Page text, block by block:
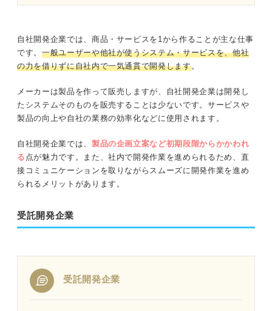
自社開発企業では、商品・サービスを1から作ることが主な仕事
です。 一般ユーザーや他社が使うシステム・サービスを、他社
の力を借りずに自社内で一気通貫で開発します。
メーカーは製品を作って販売しますが、自社開発企業は開発し
たシステムそのものを販売することは少ないです。サービスや
製品の向上や自社の業務の効率化などに使用されます。
自社開発企業では、 製品の企画立案など初期段階からかかわれ
る 点が魅力です。また、社内で開発作業を進められるため、直
接コミュニケーションを取りながらスムーズに開発作業を進め
られるメリットがあります。
受託開発企業
受託開発企業